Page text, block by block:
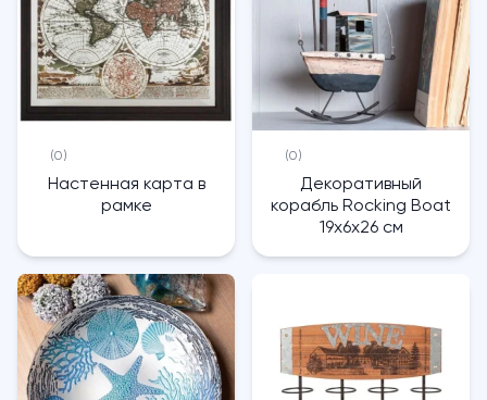
(0)
Настенная карта в
рамке
(0)
Декоративный
корабль Rocking Boat
19х6х26 см